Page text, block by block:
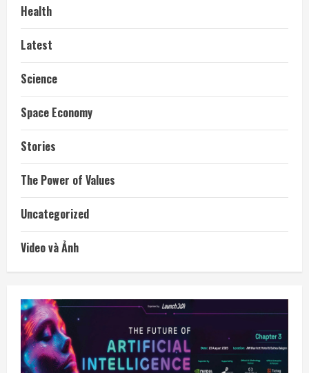
Health
Latest
Science
Space Economy
Stories
The Power of Values
Uncategorized
Video và Ảnh